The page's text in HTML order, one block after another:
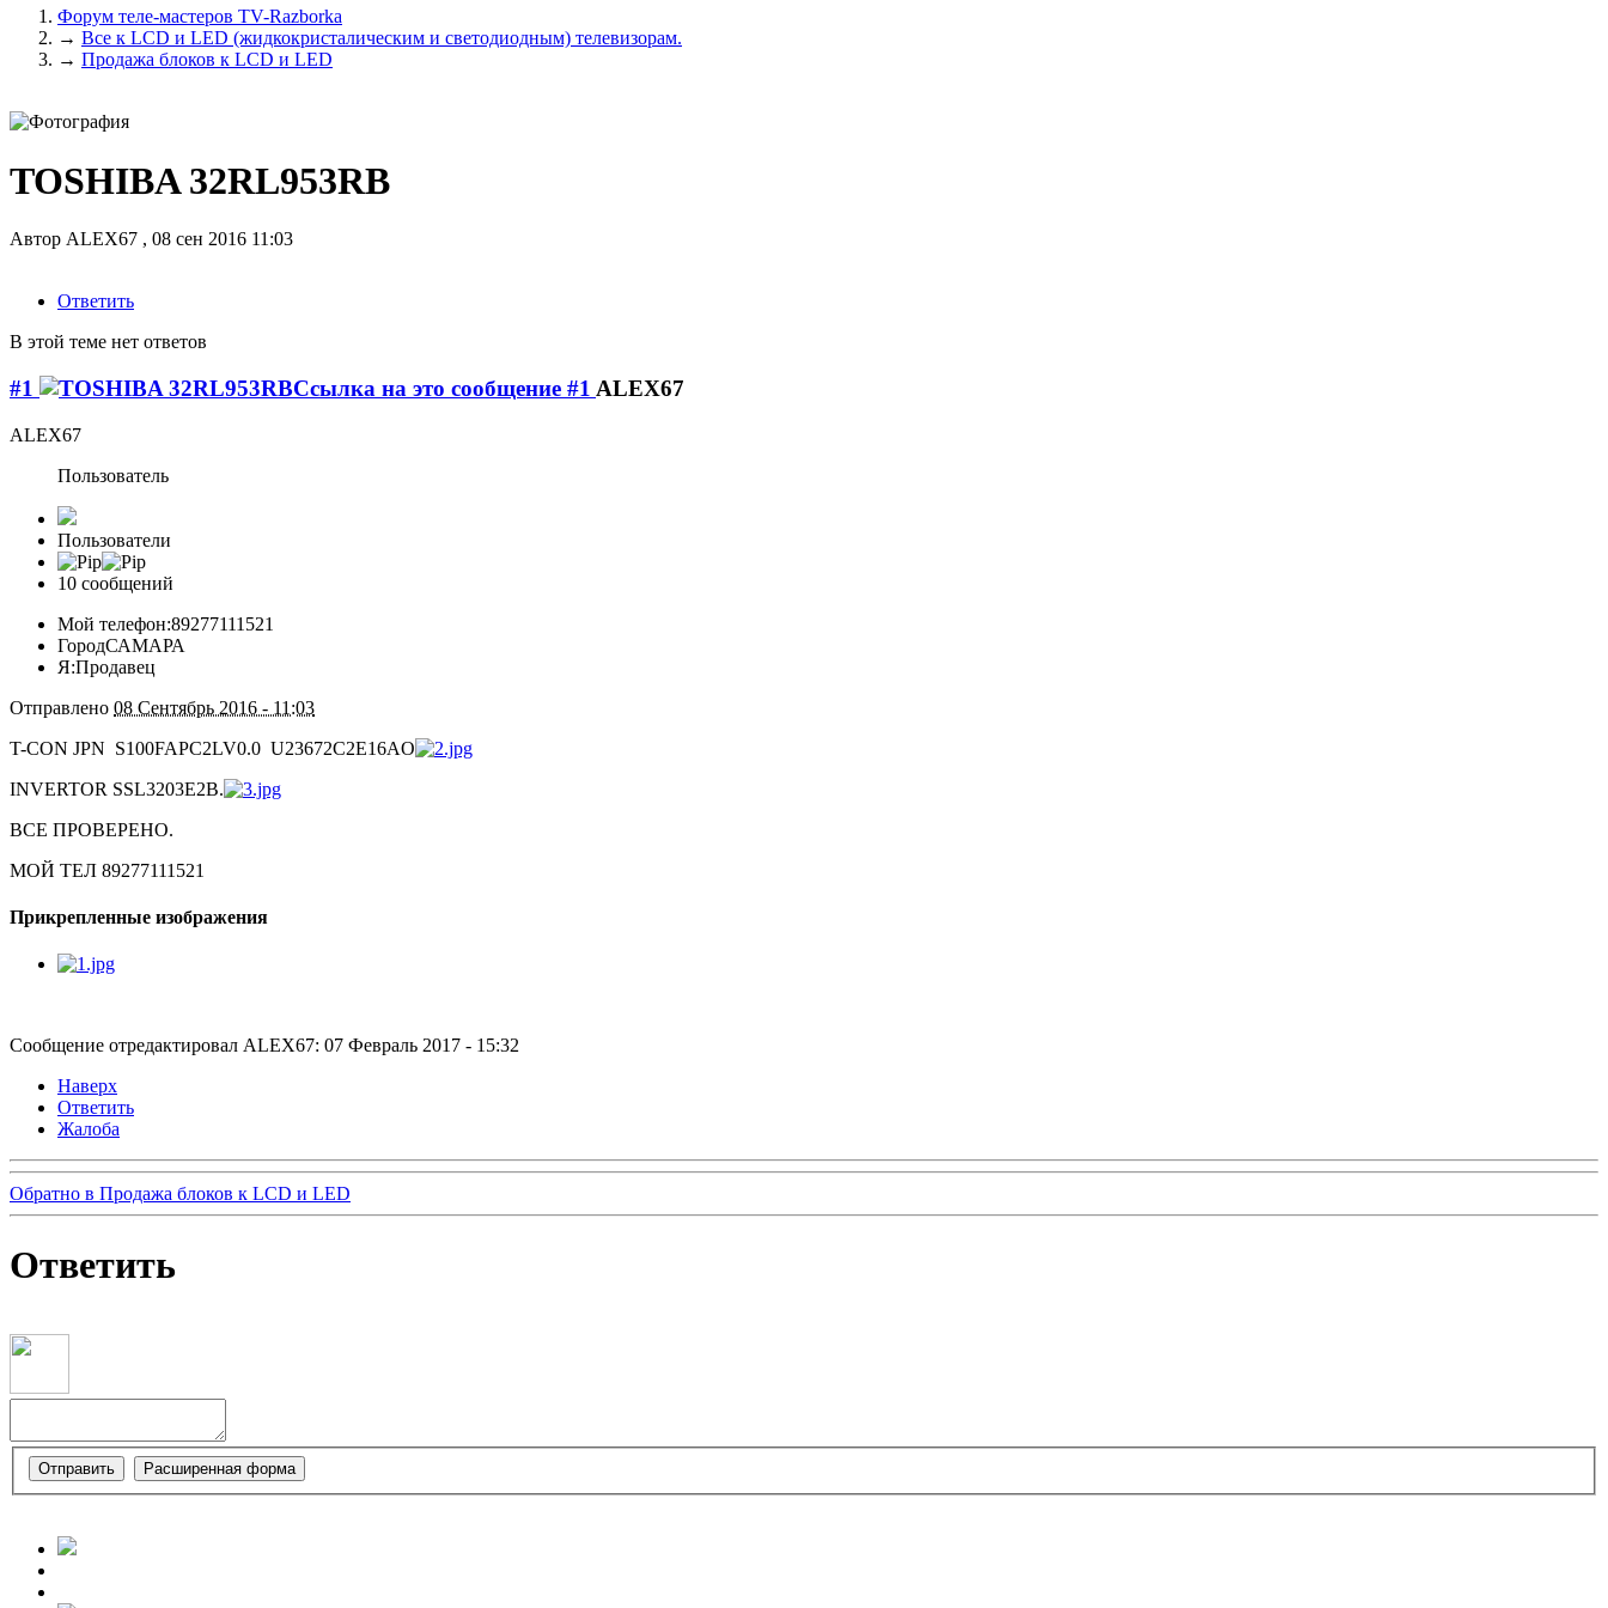
Форум теле-мастеров TV-Razborka
→ Все к LCD и LED (жидкокристалическим и светодиодным) телевизорам.
→ Продажа блоков к LCD и LED
TOSHIBA 32RL953RB
Автор ALEX67 , 08 сен 2016 11:03
Ответить
В этой теме нет ответов
#1 ALEX67
ALEX67
Пользователь
Пользователи
10 сообщений
Мой телефон:89277111521
ГородСАМАРА
Я:Продавец
Отправлено 08 Сентябрь 2016 - 11:03
T-CON JPN S100FAPC2LV0.0 U23672C2E16AO
INVERTOR SSL3203E2B.
ВСЕ ПРОВЕРЕНО.
МОЙ ТЕЛ 89277111521
Прикрепленные изображения
Сообщение отредактировал ALEX67: 07 Февраль 2017 - 15:32
Наверх
Ответить
Жалоба
Обратно в Продажа блоков к LCD и LED
Ответить